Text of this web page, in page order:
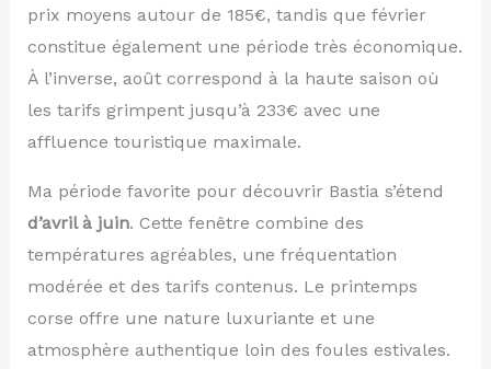
prix moyens autour de 185€, tandis que février
constitue également une période très économique.
À l’inverse, août correspond à la haute saison où
les tarifs grimpent jusqu’à 233€ avec une
affluence touristique maximale.
Ma période favorite pour découvrir Bastia s’étend
d’avril à juin. Cette fenêtre combine des
températures agréables, une fréquentation
modérée et des tarifs contenus. Le printemps
corse offre une nature luxuriante et une
atmosphère authentique loin des foules estivales.